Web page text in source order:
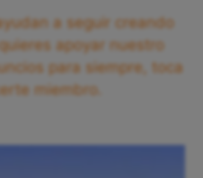
a seguir creando
apoyar nuestro
para siempre, toca
miembro.